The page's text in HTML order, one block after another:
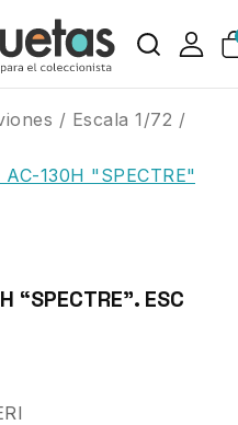
/ Escala 1/72 /
“SPECTRE”. ESC